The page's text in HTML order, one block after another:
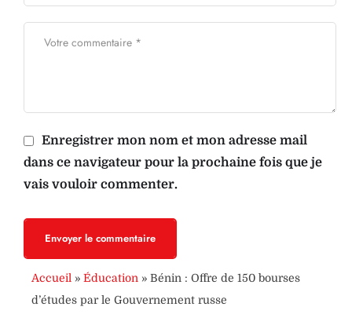
Enregistrer mon nom et mon adresse mail
dans ce navigateur pour la prochaine fois que je
vais vouloir commenter.
Envoyer le commentaire
Accueil » Éducation » Bénin : Offre de 150 bourses
d’études par le Gouvernement russe